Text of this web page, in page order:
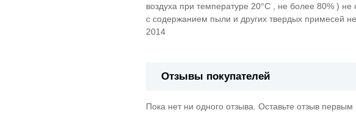
воздуха при температуре 20°С , не более 80% )
с содержанием пыли и других твердых примесей
2014
Отзывы покупателей
Пока нет ни одного отзыва. Оставьте отзыв первым